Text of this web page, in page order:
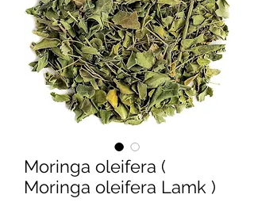
Moringa oleifera (
Moringa oleifera Lamk )